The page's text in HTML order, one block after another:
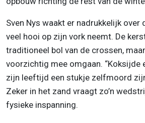
Sven Nys waakt er nadrukkelijk
veel hooi op zijn vork neemt. De
traditioneel bol van de crossen,
voorzichtig mee omgaan. “Koksijde
zijn leeftijd een stukje zelfmoord
Zeker in het zand vraagt zo’n
fysieke inspanning.